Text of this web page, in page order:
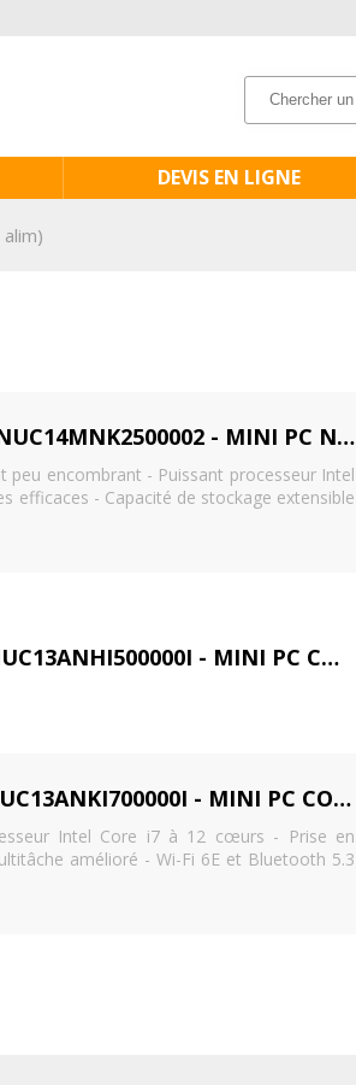
DEVIS EN LIGNE
ASUS NUC 14 ESSENTIAL KIT RNUC14MNK2500002 - MINI PC N-SERIES N250 - 0 GO - AUCUN DISQUE DUR
encombrant - Puissant processeur Intel
efficaces - Capacité de stockage extensible
ASUS NUC 13 PRO TALL KIT RNUC13ANHI500000I - MINI PC CORE I5 1340P 1.9 GHZ - 0 GO - AUCUN DISQUE DUR
ASUS NUC 13 PRO SLIM KIT RNUC13ANKI700000I - MINI PC CORE I7 1360P - 0 GO - AUCUN DISQUE DUR
Intel Core i7 à 12 cœurs - Prise en
amélioré - Wi-Fi 6E et Bluetooth 5.3